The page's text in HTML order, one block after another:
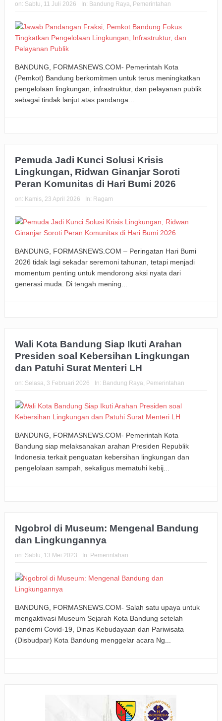
on: Sabtu, 11 Juli 2026 In: Bandung Raya, Pemerintahan
BANDUNG, FORMASNEWS.COM- Pemerintah Kota
(Pemkot) Bandung berkomitmen untuk terus meningkatkan
pengelolaan lingkungan, infrastruktur, dan pelayanan publik
sebagai tindak lanjut atas pandanga...
Pemuda Jadi Kunci Solusi Krisis
Lingkungan, Ridwan Ginanjar Soroti
Peran Komunitas di Hari Bumi 2026
on: Kamis, 23 April 2026 In: Ragam
BANDUNG, FORMASNEWS.COM – Peringatan Hari Bumi
2026 tidak lagi sekadar seremoni tahunan, tetapi menjadi
momentum penting untuk mendorong aksi nyata dari
generasi muda. Di tengah mening...
Wali Kota Bandung Siap Ikuti Arahan
Presiden soal Kebersihan Lingkungan
dan Patuhi Surat Menteri LH
on: Selasa, 3 Februari 2026 In: Bandung Raya, Pemerintahan
BANDUNG, FORMASNEWS.COM- Pemerintah Kota
Bandung siap melaksanakan arahan Presiden Republik
Indonesia terkait penguatan kebersihan lingkungan dan
pengelolaan sampah, sekaligus mematuhi kebij...
Ngobrol di Museum: Mengenal Bandung
dan Lingkungannya
on: Sabtu, 13 Mei 2023 In: Pemerintahan
BANDUNG, FORMASNEWS.COM- Salah satu upaya untuk
mengaktivasi Museum Sejarah Kota Bandung setelah
pandemi Covid-19, Dinas Kebudayaan dan Pariwisata
(Disbudpar) Kota Bandung menggelar acara Ng...